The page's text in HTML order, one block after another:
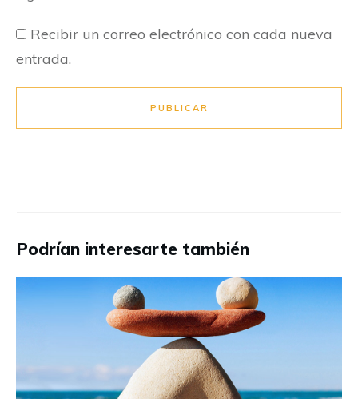
Recibir un correo electrónico con cada nueva
entrada.
PUBLICAR
Podrían interesarte también